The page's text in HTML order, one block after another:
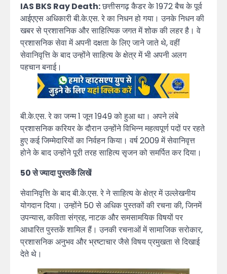
IAS BKS Ray Death:छत्तीसगढ़ कैडर के 1972 बैच के पूर्व
आईएएस अधिकारी बी.के.एस. रे का निधन हो गया। उनके निधन की
खबर से प्रशासनिक और साहित्यिक जगत में शोक की लहर है। वे
प्रशासनिक सेवा में अपनी दक्षता के लिए जाने जाते थे, वहीं
सेवानिवृत्ति के बाद उन्होंने साहित्य के क्षेत्र में भी अपनी अलग
पहचान बनाई।
बी.के.एस. रे का जन्म 1 जून 1949 को हुआ था। अपने लंबे
प्रशासनिक करियर के दौरान उन्होंने विभिन्न महत्वपूर्ण पदों पर रहते
हुए कई जिम्मेदारियों का निर्वहन किया। वर्ष 2009 में सेवानिवृत्त
होने के बाद उन्होंने पूरी तरह साहित्य सृजन को समर्पित कर दिया।
50 से ज्यादा पुस्तकें लिखें
सेवानिवृत्ति के बाद बी.के.एस. रे ने साहित्य के क्षेत्र में उल्लेखनीय
योगदान दिया। उन्होंने 50 से अधिक पुस्तकों की रचना की, जिनमें
उपन्यास, कविता संग्रह, नाटक और समसामयिक विषयों पर
आधारित पुस्तकें शामिल हैं। उनकी रचनाओं में सामाजिक सरोकार,
प्रशासनिक अनुभव और भ्रष्टाचार जैसे विषय प्रमुखता से दिखाई
देते थे।